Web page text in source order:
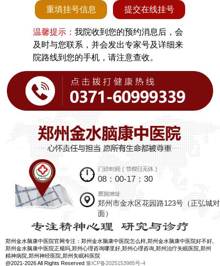
重填挂号信息 提交在线挂号
温馨提示：我院收到您的预约消息后，会
及时与您联系，并会发出专家号及详细来
院路线到您的手机，请注意查收。
08：00-17：30
郑州市金水区花园路123号（正弘城对
面）
郑州金水脑康中医院官网专注：郑州金水脑康中医院怎么样,郑州金水脑康中医院好不好,
郑州金水脑康中医院正规吗,郑州心理咨询哪里好,郑州心理咨询,郑州治疗失眠医院,郑州
精神病院,郑州神经医院,郑州失眠科医院
@2021-2026 All Rights Reserved豫ICP备2025153985号-4